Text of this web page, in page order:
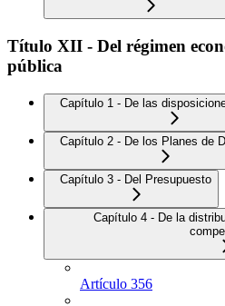
Título XII - Del régimen
pública
Capítulo 1 - De las
Capítulo 2 - De los Planes de
Capítulo 3 - Del Presupuesto
Capítulo 4 - De la
Artículo 356